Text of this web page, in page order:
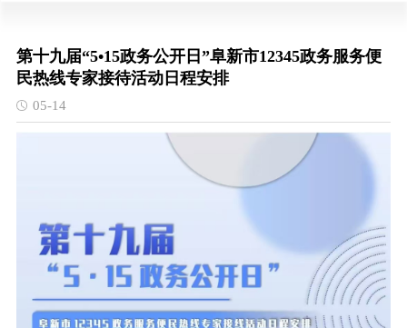
第十九届“5•15政务公开日”阜新市12345政务服务便
民热线专家接待活动日程安排
05-14